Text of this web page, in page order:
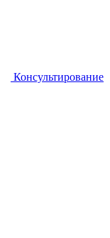
Консультирование